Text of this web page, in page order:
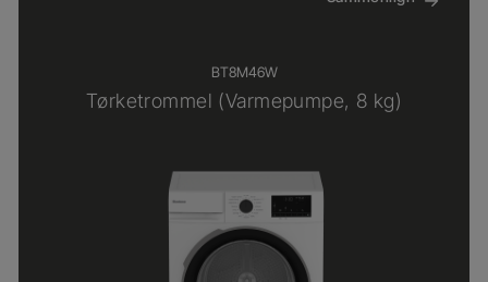
BT8M46W
Tørketrommel (Varmepumpe, 8 kg)